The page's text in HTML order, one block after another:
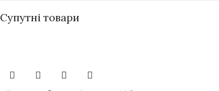
Супутні товари